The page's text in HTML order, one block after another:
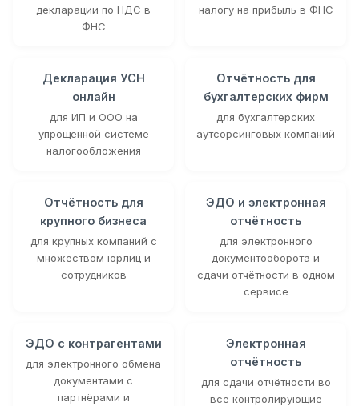
декларации по НДС в
ФНС
налогу на прибыль в ФНС
Декларация УСН
онлайн
для ИП и ООО на
упрощённой системе
налогообложения
Отчётность для
бухгалтерских фирм
для бухгалтерских
аутсорсинговых компаний
Отчётность для
крупного бизнеса
для крупных компаний с
множеством юрлиц и
сотрудников
ЭДО и электронная
отчётность
для электронного
документооборота и
сдачи отчётности в одном
сервисе
ЭДО с контрагентами
для электронного обмена
документами с
партнёрами и
Электронная
отчётность
для сдачи отчётности во
все контролирующие